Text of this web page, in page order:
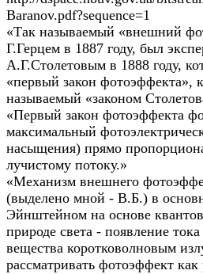
Baranov.pdf?sequence=1
«Так называемый «внешний
Г.Герцем в 1887 году, был
А.Г.Столетовым в 1888 году,
«первый закон фотоэффекта»,
называемый «законом
«Первый закон фотоэффекта
максимальный
насыщения) прямо
лучистому потоку.»
«Механизм внешнего
(выделено мной - В.Б.) в
Эйнштейном на основе
природе света - появление
вещества коротковолновым
рассматривать фотоэффект как